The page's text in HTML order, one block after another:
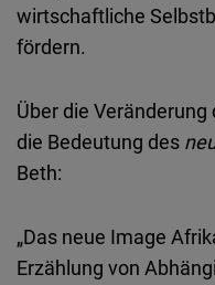
wirtschaftliche
fördern.
Über die
die Bedeutung des
Beth:
„Das neue Image
Erzählung von